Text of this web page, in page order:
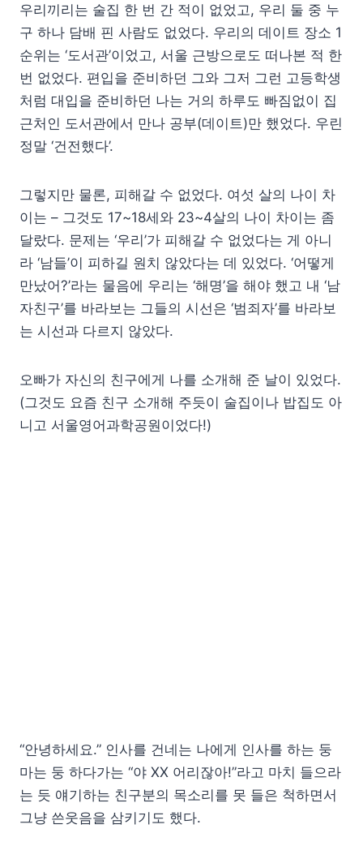
우리끼리는 술집 한 번 간 적이 없었고, 우리 둘 중 누
구 하나 담배 핀 사람도 없었다. 우리의 데이트 장소 1
순위는 ‘도서관’이었고, 서울 근방으로도 떠나본 적 한
번 없었다. 편입을 준비하던 그와 그저 그런 고등학생
처럼 대입을 준비하던 나는 거의 하루도 빠짐없이 집
근처인 도서관에서 만나 공부(데이트)만 했었다. 우린
정말 ‘건전했다’.
그렇지만 물론, 피해갈 수 없었다. 여섯 살의 나이 차
이는 – 그것도 17~18세와 23~4살의 나이 차이는 좀
달랐다. 문제는 ‘우리’가 피해갈 수 없었다는 게 아니
라 ‘남들’이 피하길 원치 않았다는 데 있었다. ‘어떻게
만났어?’라는 물음에 우리는 ‘해명’을 해야 했고 내 ‘남
자친구’를 바라보는 그들의 시선은 ‘범죄자’를 바라보
는 시선과 다르지 않았다.
오빠가 자신의 친구에게 나를 소개해 준 날이 있었다.
(그것도 요즘 친구 소개해 주듯이 술집이나 밥집도 아
니고 서울영어과학공원이었다!)
“안녕하세요.” 인사를 건네는 나에게 인사를 하는 둥
마는 둥 하다가는 “야 XX 어리잖아!”라고 마치 들으라
는 듯 얘기하는 친구분의 목소리를 못 들은 척하면서
그냥 쓴웃음을 삼키기도 했다.